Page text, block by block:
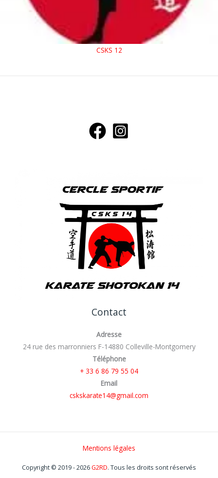
CSKS 12
Contact
Adresse
24 rue des marronniers F-14880 Colleville-Montgomery
Téléphone
+ 33 6 86 79 55 04
Email
cskskarate14@gmail.com
Mentions légales
Copyright © 2019 - 2026G2RD. Tous les droits sont réservés